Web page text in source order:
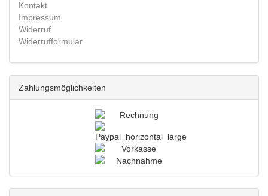
Kontakt
Impressum
Widerruf
Widerrufformular
Zahlungsmöglichkeiten